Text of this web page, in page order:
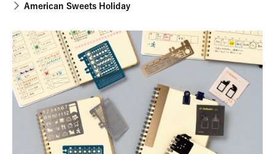
American Sweets Holiday